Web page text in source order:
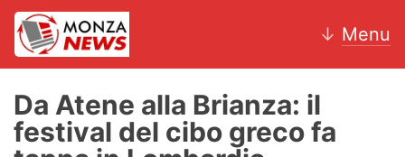
↓ Menu
News
Da Atene alla Brianza: il
festival del cibo greco fa